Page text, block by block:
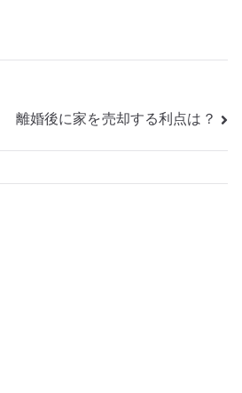
離婚後に家を売却する利点は？